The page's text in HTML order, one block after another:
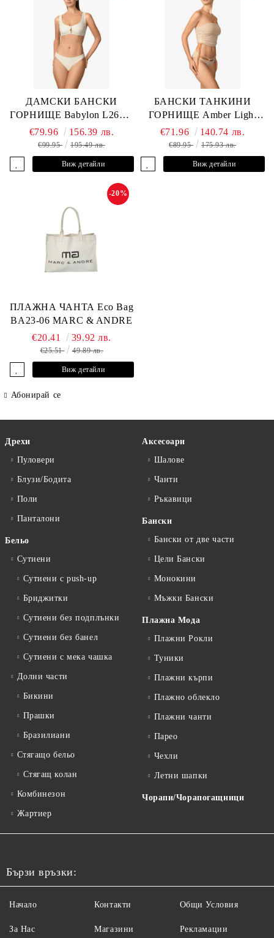
ДАМСКИ БАНСКИ
ГОРНИЩЕ Babylon L2613-
YP-682 MARC & ANDRE
€79.96 156.39 лв.
€99.95 195.49 лв.
Виж детайли
БАНСКИ ТАНКИНИ
ГОРНИЩЕ Amber Light
L2605-Y-803 MARC &
ANDRE
€71.96 140.74 лв.
€89.95 175.93 лв.
Виж детайли
ПЛАЖНА ЧАНТА Eco Bag
BA23-06 MARC & ANDRE
-20%
€20.41 39.92 лв.
€25.51 49.89 лв.
Виж детайли
Абонирай се
Дрехи
Пуловери
Блузи/Бодита
Поли
Панталони
Бельо
Сутиени
Сутиени с push-up
Бриджитки
Сутиени без подплънки
Сутиени без банел
Сутиени с мека чашка
Долни части
Бикини
Прашки
Бразилиани
Стягащо бельо
Стягащ колан
Комбинезон
Жартиер
Аксесоари
Шалове
Чанти
Ръкавици
Бански
Бански от две части
Цели Бански
Монокини
Мъжки Бански
Плажна Мода
Плажни Рокли
Туники
Плажни кърпи
Плажно облекло
Плажни чанти
Парео
Чехли
Летни шапки
Чорапи/Чорапогащници
Бързи връзки:
Начало
За Нас
Контакти
Магазини
Общи Условия
Рекламации